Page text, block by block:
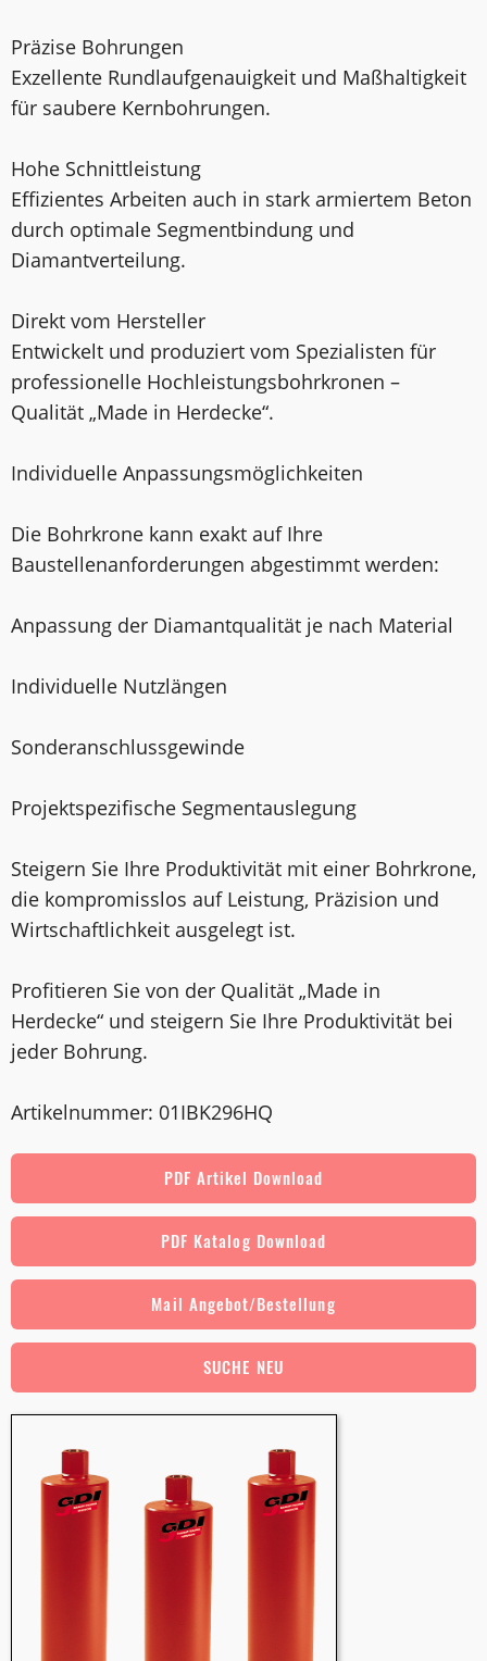
Präzise Bohrungen
Exzellente Rundlaufgenauigkeit und Maßhaltigkeit
für saubere Kernbohrungen.
Hohe Schnittleistung
Effizientes Arbeiten auch in stark armiertem Beton
durch optimale Segmentbindung und
Diamantverteilung.
Direkt vom Hersteller
Entwickelt und produziert vom Spezialisten für
professionelle Hochleistungsbohrkronen –
Qualität „Made in Herdecke“.
Individuelle Anpassungsmöglichkeiten
Die Bohrkrone kann exakt auf Ihre
Baustellenanforderungen abgestimmt werden:
Anpassung der Diamantqualität je nach Material
Individuelle Nutzlängen
Sonderanschlussgewinde
Projektspezifische Segmentauslegung
Steigern Sie Ihre Produktivität mit einer Bohrkrone,
die kompromisslos auf Leistung, Präzision und
Wirtschaftlichkeit ausgelegt ist.
Profitieren Sie von der Qualität „Made in
Herdecke“ und steigern Sie Ihre Produktivität bei
jeder Bohrung.
Artikelnummer: 01IBK296HQ
PDF Artikel Download
PDF Katalog Download
Mail Angebot/Bestellung
SUCHE NEU